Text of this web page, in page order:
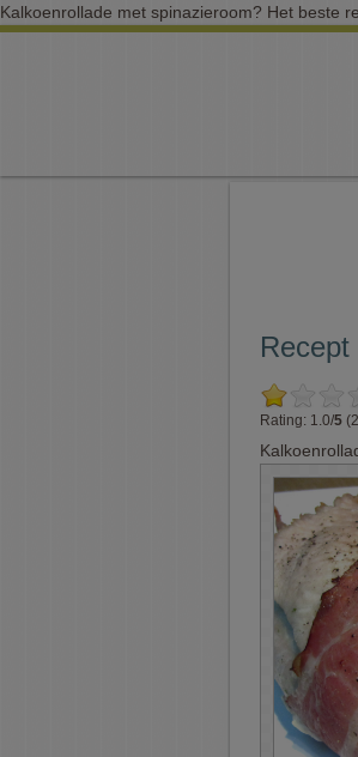
Kalkoenrollade met spinazieroom? Het beste
Rating: 1.0/5